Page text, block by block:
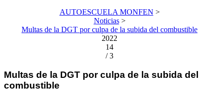
AUTOESCUELA MONFEN >
Noticias>
Multas de la DGT por culpa de la subida del combustible
2022
14
/ 3
Multas de la DGT por culpa de la subida del
combustible